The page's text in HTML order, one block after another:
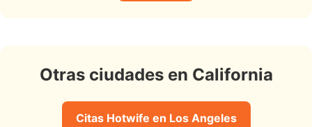
Otras ciudades en California
Citas Hotwife en Los Angeles